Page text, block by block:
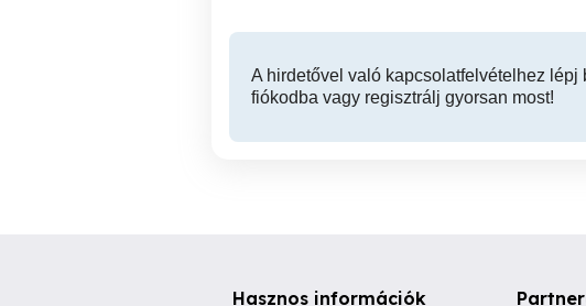
A hirdetővel való kapcsolatfelvételhez lépj
fiókodba vagy regisztrálj gyorsan most!
Hasznos információk